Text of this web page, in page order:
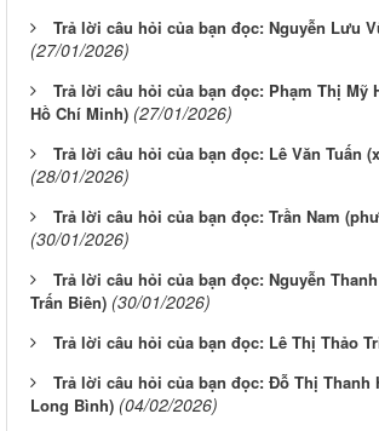
Trả lời câu hỏi của bạn đọc: Nguyễn Lưu
(27/01/2026)
Trả lời câu hỏi của bạn đọc: Phạm Thị Mỹ
Hồ Chí Minh) (27/01/2026)
Trả lời câu hỏi của bạn đọc: Lê Văn Tuấn
(28/01/2026)
Trả lời câu hỏi của bạn đọc: Trần Nam
(30/01/2026)
Trả lời câu hỏi của bạn đọc: Nguyễn
Trấn Biên) (30/01/2026)
Trả lời câu hỏi của bạn đọc: Lê Thị Thảo
Trả lời câu hỏi của bạn đọc: Đỗ Thị Thanh
Long Bình) (04/02/2026)